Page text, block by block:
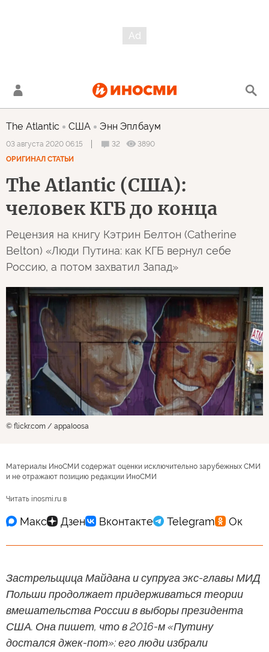
The Atlantic США Энн Эплбаум
03 августа 2020 06:15 32
3890
ОРИГИНАЛ СТАТЬИ
The Atlantic (США):
человек КГБ до конца
Рецензия на книгу Кэтрин Белтон (Catherine
Belton) «Люди Путина: как КГБ вернул себе
Россию, а потом захватил Запад»
© flickr.com / appaIoosa
Материалы ИноСМИ содержат оценки исключительно зарубежных СМИ
и не отражают позицию редакции ИноСМИ
Читать inosmi.ru в
Застрельщица Майдана и супруга экс-главы МИД
Польши продолжает придерживаться теории
вмешательства России в выборы президента
США. Она пишет, что в 2016-м «Путину
достался джек-пот»: его люди избрали